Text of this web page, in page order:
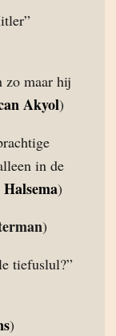
zo maar hij
Akyol)
in de
Halsema)
)
tiefuslul?”
)